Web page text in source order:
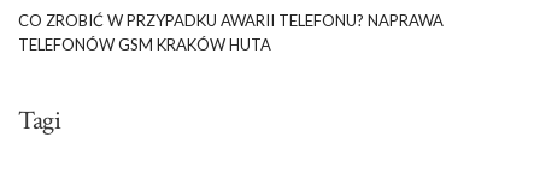
CO ZROBIĆ W PRZYPADKU AWARII TELEFONU? NAPRAWA
TELEFONÓW GSM KRAKÓW HUTA
Tagi